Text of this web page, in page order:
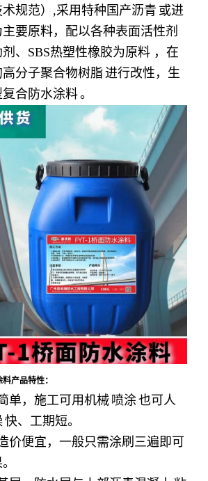
规范）,采用特种国产沥青 或进
要原料，配以各种表面活性剂
、SBS热塑性橡胶为原料 ，在
分子聚合物树脂进行改性，生
复合防水涂料。
料产品特性：
单，施工可用机械 喷涂也可人
快、工期短。
价便宜，一般只需涂刷三遍即可